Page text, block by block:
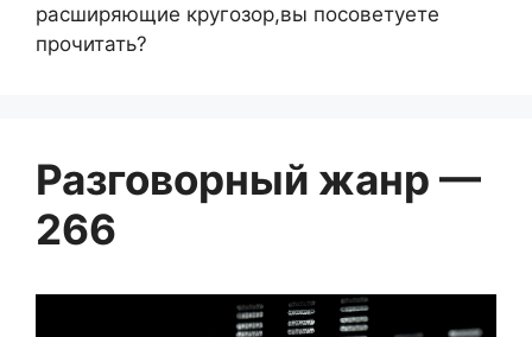
расширяющие кругозор,вы посоветуете
прочитать?
Разговорный жанр —
266